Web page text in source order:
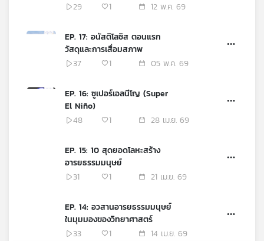
29
1 12 พ.ค. 69
EP. 17: อนัสติโลซิส ตอนแรก
วัสดุและการเสื่อมสภาพ
37
1 05 พ.ค. 69
EP. 16: ซูเปอร์เอลนีโญ (Super
El Niño)
48
1 28 เม.ย. 69
EP. 15: 10 สุดยอดโลหะสร้าง
อารยธรรมมนุษย์
31
1 21 เม.ย. 69
EP. 14: อวสานอารยธรรมมนุษย์
ในมุมมองของวิทยาศาสตร์
33
1 14 เม.ย. 69